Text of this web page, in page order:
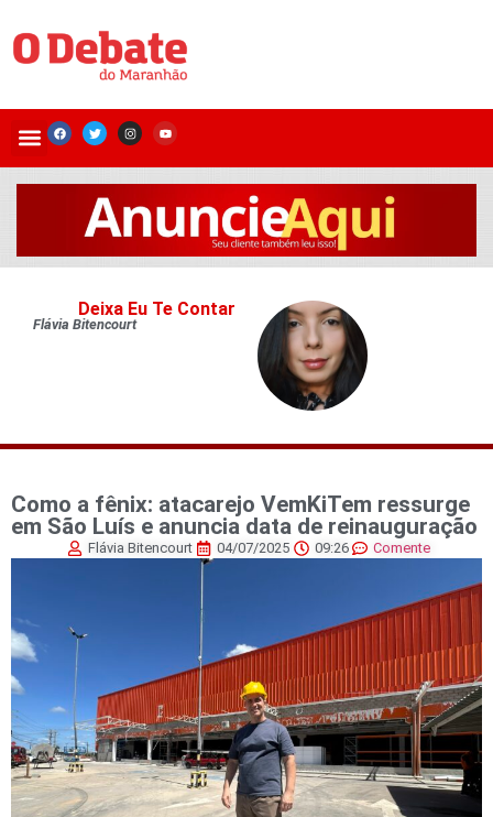
Deixa Eu Te Contar
Flávia Bitencourt
Como a fênix: atacarejo VemKiTem ressurge
em São Luís e anuncia data de reinauguração
Flávia Bitencourt 04/07/2025 09:26 Comente